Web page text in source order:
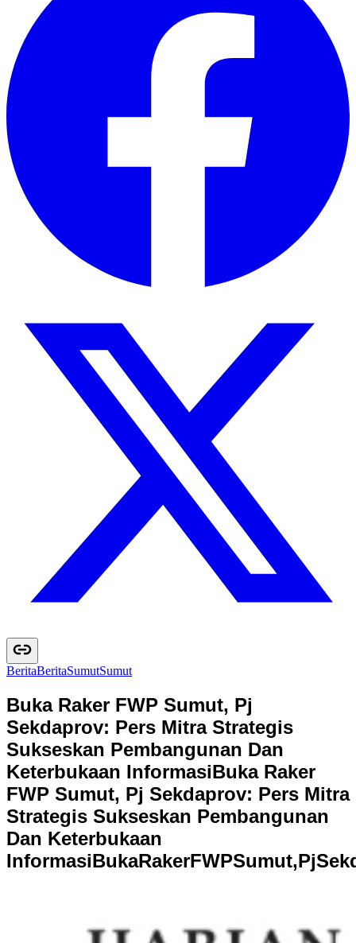
BeritaBeritaSumutSumut
Buka Raker FWP Sumut, Pj
Sekdaprov: Pers Mitra Strategis
Sukseskan Pembangunan Dan
Keterbukaan InformasiBuka Raker
FWP Sumut, Pj Sekdaprov: Pers Mitra
Strategis Sukseskan Pembangunan
Dan Keterbukaan
InformasiBukaRakerFWPSumut,PjSek